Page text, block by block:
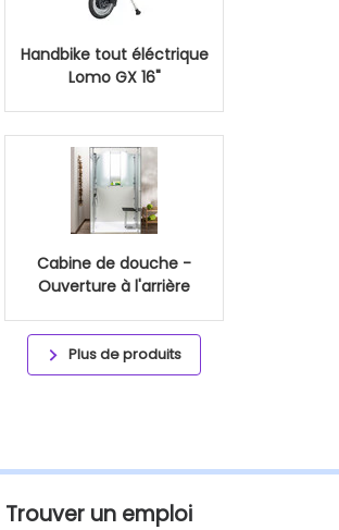
Handbike tout éléctrique
Lomo GX 16"
Cabine de douche -
Ouverture à l'arrière
Plus de produits
Trouver un emploi